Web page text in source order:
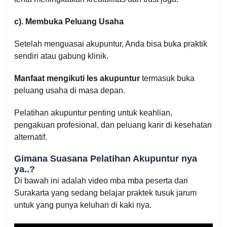
c). Membuka Peluang Usaha
Setelah menguasai akupuntur, Anda bisa buka praktik
sendiri atau gabung klinik.
Manfaat mengikuti les akupuntur termasuk buka
peluang usaha di masa depan.
Pelatihan akupuntur penting untuk keahlian,
pengakuan profesional, dan peluang karir di kesehatan
alternatif.
Gimana Suasana Pelatihan Akupuntur nya
ya..?
Di bawah ini adalah video mba mba peserta dari
Surakarta yang sedang belajar praktek tusuk jarum
untuk yang punya keluhan di kaki nya.